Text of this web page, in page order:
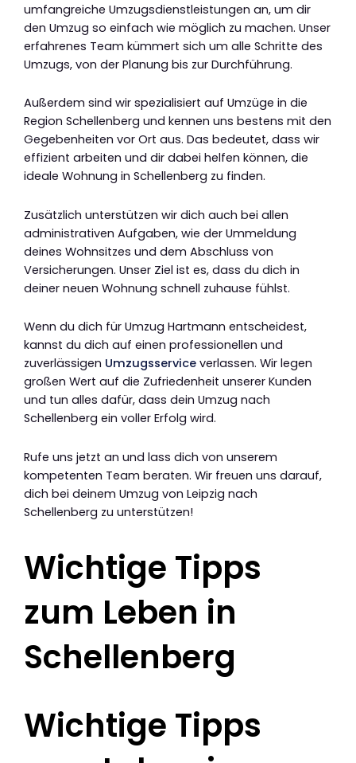
umfangreiche Umzugsdienstleistungen an, um dir
den Umzug so einfach wie möglich zu machen. Unser
erfahrenes Team kümmert sich um alle Schritte des
Umzugs, von der Planung bis zur Durchführung.
Außerdem sind wir spezialisiert auf Umzüge in die
Region Schellenberg und kennen uns bestens mit den
Gegebenheiten vor Ort aus. Das bedeutet, dass wir
effizient arbeiten und dir dabei helfen können, die
ideale Wohnung in Schellenberg zu finden.
Zusätzlich unterstützen wir dich auch bei allen
administrativen Aufgaben, wie der Ummeldung
deines Wohnsitzes und dem Abschluss von
Versicherungen. Unser Ziel ist es, dass du dich in
deiner neuen Wohnung schnell zuhause fühlst.
Wenn du dich für Umzug Hartmann entscheidest,
kannst du dich auf einen professionellen und
zuverlässigen Umzugsservice verlassen. Wir legen
großen Wert auf die Zufriedenheit unserer Kunden
und tun alles dafür, dass dein Umzug nach
Schellenberg ein voller Erfolg wird.
Rufe uns jetzt an und lass dich von unserem
kompetenten Team beraten. Wir freuen uns darauf,
dich bei deinem Umzug von Leipzig nach
Schellenberg zu unterstützen!
Wichtige Tipps
zum Leben in
Schellenberg
Wichtige Tipps